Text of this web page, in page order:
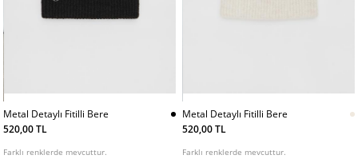
Metal Detaylı Fitilli Bere
520,00 TL
Farklı renklerde mevcuttur.
Metal Detaylı Fitilli Bere
520,00 TL
Farklı renklerde mevcuttur.